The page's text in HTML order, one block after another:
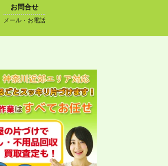
お問合せ
メール・お電話